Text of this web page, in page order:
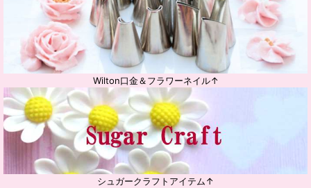
Wilton口金＆フラワーネイル↑
シュガークラフトアイテム↑